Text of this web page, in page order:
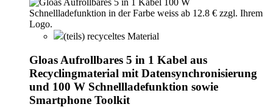
(teils) recyceltes Material
Gloas Aufrollbares 5 in 1 Kabel aus
Recyclingmaterial mit Datensynchronisierung
und 100 W Schnellladefunktion sowie
Smartphone Toolkit